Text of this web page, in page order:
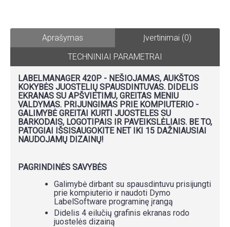
Aprašymas
Įvertinimai (0)
TECHNINIAI PARAMETRAI
LABELMANAGER 420P - NEŠIOJAMAS, AUKŠTOS
KOKYBĖS JUOSTELIŲ SPAUSDINTUVAS. DIDELIS
EKRANAS SU APŠVIETIMU, GREITAS MENIU
VALDYMAS. PRIJUNGIMAS PRIE KOMPIUTERIO -
GALIMYBĖ GREITAI KURTI JUOSTELES SU
BARKODAIS, LOGOTIPAIS IR PAVEIKSLĖLIAIS. BE TO,
PATOGIAI IŠSISAUGOKITE NET IKI 15 DAŽNIAUSIAI
NAUDOJAMŲ DIZAINŲ!
PAGRINDINĖS SAVYBĖS
Galimybė dirbant su spausdintuvu prisijungti
prie kompiuterio ir naudoti Dymo
LabelSoftware programinę įrangą
Didelis 4 eilučių grafinis ekranas rodo
juostelės dizainą